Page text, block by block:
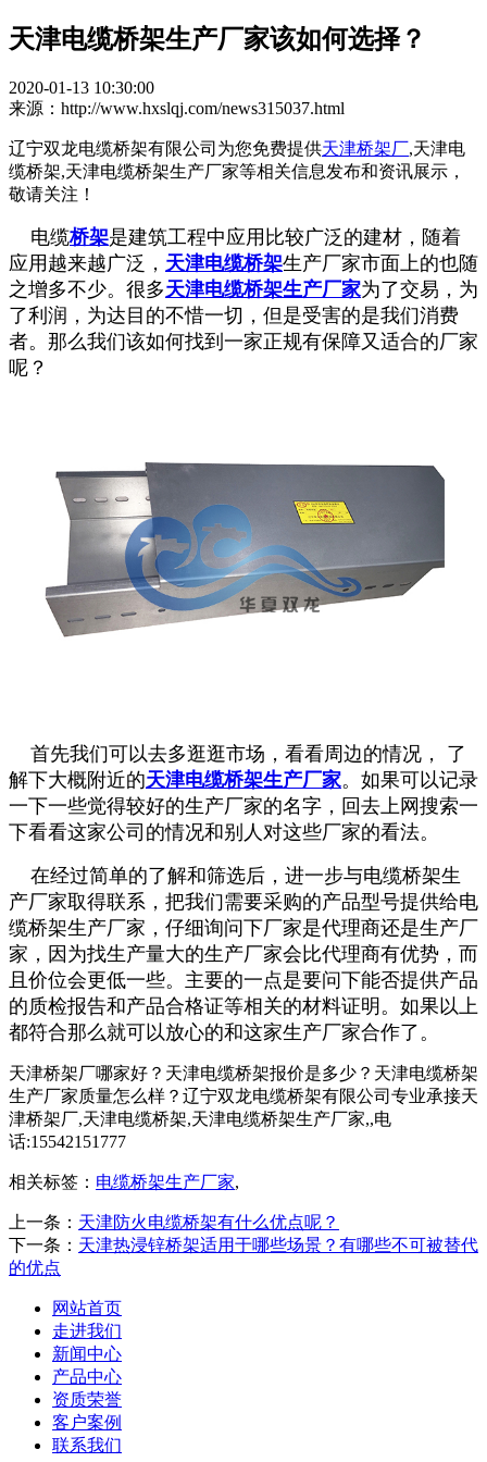
天津电缆桥架生产厂家该如何选择？
2020-01-13 10:30:00
来源：http://www.hxslqj.com/news315037.html
辽宁双龙电缆桥架有限公司为您免费提供天津桥架厂,天津电
缆桥架,天津电缆桥架生产厂家等相关信息发布和资讯展示，
敬请关注！
电缆桥架是建筑工程中应用比较广泛的建材，随着
应用越来越广泛， 天津电缆桥架生产厂家市面上的也随
之增多不少。很多天津电缆桥架生产厂家为了交易，为
了利润，为达目的不惜一切，但是受害的是我们消费
者。那么我们该如何找到一家正规有保障又适合的厂家
呢？
首先我们可以去多逛逛市场，看看周边的情况， 了
解下大概附近的天津电缆桥架生产厂家。如果可以记录
一下一些觉得较好的生产厂家的名字，回去上网搜索一
下看看这家公司的情况和别人对这些厂家的看法。
在经过简单的了解和筛选后，进一步与电缆桥架生
产厂家取得联系，把我们需要采购的产品型号提供给电
缆桥架生产厂家，仔细询问下厂家是代理商还是生产厂
家，因为找生产量大的生产厂家会比代理商有优势，而
且价位会更低一些。主要的一点是要问下能否提供产品
的质检报告和产品合格证等相关的材料证明。如果以上
都符合那么就可以放心的和这家生产厂家合作了。
天津桥架厂哪家好？天津电缆桥架报价是多少？天津电缆桥架
生产厂家质量怎么样？辽宁双龙电缆桥架有限公司专业承接天
津桥架厂,天津电缆桥架,天津电缆桥架生产厂家,,电
话:15542151777
相关标签： 电缆桥架生产厂家,
上一条： 天津防火电缆桥架有什么优点呢？
下一条： 天津热浸锌桥架适用于哪些场景？有哪些不可被替代
的优点
网站首页
走进我们
新闻中心
产品中心
资质荣誉
客户案例
联系我们